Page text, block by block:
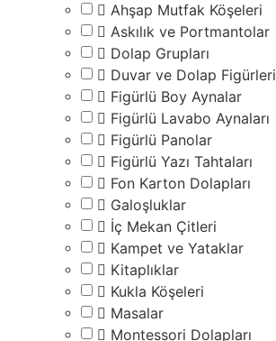
Ahşap Mutfak Köşeleri
Askılık ve Portmantolar
Dolap Grupları
Duvar ve Dolap Figürleri
Figürlü Boy Aynalar
Figürlü Lavabo Aynaları
Figürlü Panolar
Figürlü Yazı Tahtaları
Fon Karton Dolapları
Galoşluklar
İç Mekan Çitleri
Kampet ve Yataklar
Kitaplıklar
Kukla Köşeleri
Masalar
Montessori Dolapları